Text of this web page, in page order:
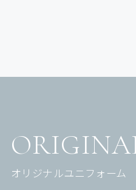
オリジナルユニフォーム